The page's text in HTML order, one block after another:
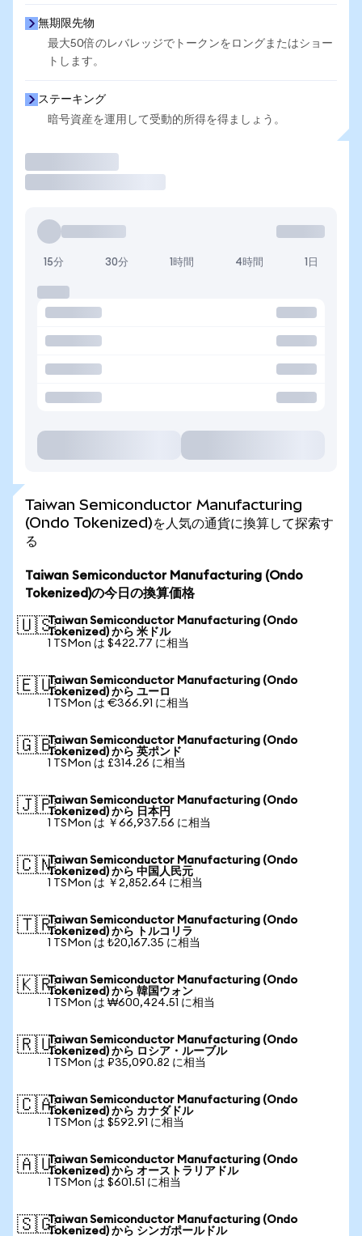
無期限先物
最大50倍のレバレッジでトークンをロングまたはショー
トします。
ステーキング
暗号資産を運用して受動的所得を得ましょう。
15分 30分 1時間 4時間 1日
Taiwan Semiconductor Manufacturing
(Ondo Tokenized)を人気の通貨に換算して探索す
る
Taiwan Semiconductor Manufacturing (Ondo
Tokenized)の今日の換算価格
🇺🇸Taiwan Semiconductor Manufacturing (Ondo
Tokenized) から 米ドル
1 TSMon は $422.77 に相当
🇪🇺Taiwan Semiconductor Manufacturing (Ondo
Tokenized) から ユーロ
1 TSMon は €366.91 に相当
🇬🇧Taiwan Semiconductor Manufacturing (Ondo
Tokenized) から 英ポンド
1 TSMon は £314.26 に相当
🇯🇵Taiwan Semiconductor Manufacturing (Ondo
Tokenized) から 日本円
1 TSMon は ￥66,937.56 に相当
🇨🇳Taiwan Semiconductor Manufacturing (Ondo
Tokenized) から 中国人民元
1 TSMon は ￥2,852.64 に相当
🇹🇷Taiwan Semiconductor Manufacturing (Ondo
Tokenized) から トルコリラ
1 TSMon は ₺20,167.35 に相当
🇰🇷Taiwan Semiconductor Manufacturing (Ondo
Tokenized) から 韓国ウォン
1 TSMon は ₩600,424.51 に相当
🇷🇺Taiwan Semiconductor Manufacturing (Ondo
Tokenized) から ロシア・ルーブル
1 TSMon は ₽35,090.82 に相当
🇨🇦Taiwan Semiconductor Manufacturing (Ondo
Tokenized) から カナダドル
1 TSMon は $592.91 に相当
🇦🇺Taiwan Semiconductor Manufacturing (Ondo
Tokenized) から オーストラリアドル
1 TSMon は $601.51 に相当
🇸🇬Taiwan Semiconductor Manufacturing (Ondo
Tokenized) から シンガポールドル